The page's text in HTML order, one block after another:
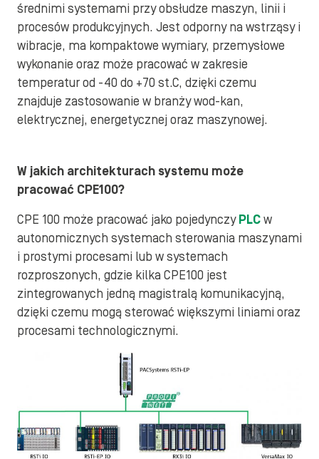
średnimi systemami przy obsłudze maszyn, linii i
procesów produkcyjnych. Jest odporny na wstrząsy i
wibracje, ma kompaktowe wymiary, przemysłowe
wykonanie oraz może pracować w zakresie
temperatur od -40 do +70 st.C, dzięki czemu
znajduje zastosowanie w branży wod-kan,
elektrycznej, energetycznej oraz maszynowej.
W jakich architekturach systemu może
pracować CPE100?
CPE 100 może pracować jako pojedynczyPLCw
autonomicznych systemach sterowania maszynami
i prostymi procesami lub w systemach
rozproszonych, gdzie kilka CPE100 jest
zintegrowanych jedną magistralą komunikacyjną,
dzięki czemu mogą sterować większymi liniami oraz
procesami technologicznymi.